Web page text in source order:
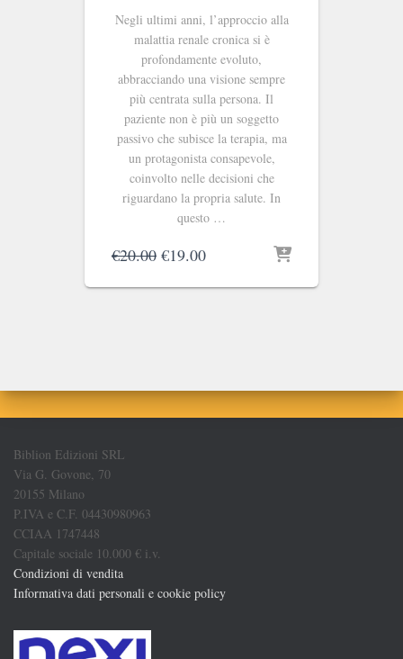
Negli ultimi anni, l’approccio alla
malattia renale cronica si è
profondamente evoluto,
abbracciando una visione sempre
più centrata sulla persona. Il
paziente non è più un soggetto
passivo che subisce la terapia, ma
un protagonista consapevole,
coinvolto nelle decisioni che
riguardano la propria salute. In
questo …
€20.00 Il
originale
€19.00Il
attuale
Biblion Edizioni SRL
Via G. Govone, 70
20155 Milano
P.IVA e C.F. 04430980963
CCIAA 1747448
Capitale sociale 10.000 € i.v.
Condizioni di vendita
Informativa dati personali e cookie policy